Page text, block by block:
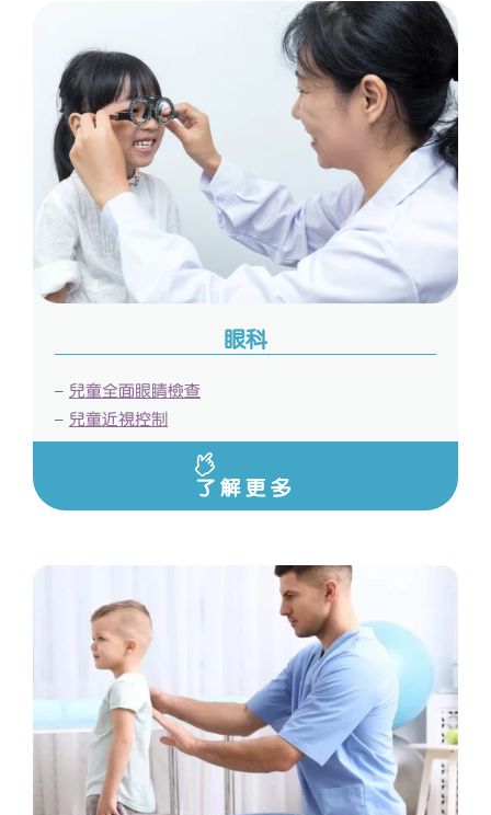
眼科
– 兒童全面眼睛檢查
– 兒童近視控制
了解更多